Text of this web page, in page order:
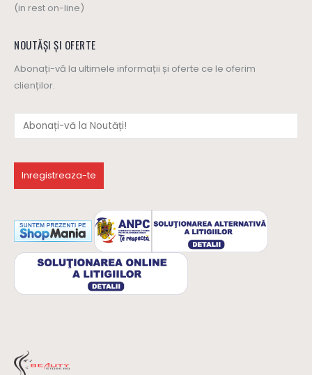
(in rest on-line)
NOUTĂȘI ȘI OFERTE
Abonați-vă la ultimele informații și oferte ce le oferim
clienților.